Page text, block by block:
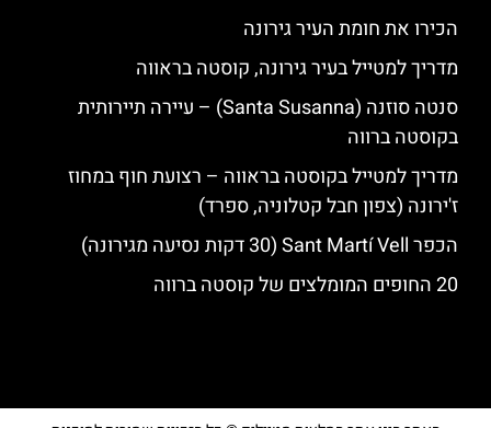
הכירו את חומת העיר גירונה
מדריך למטייל בעיר גירונה, קוסטה בראווה
סנטה סוזנה (Santa Susanna) – עיירה תיירותית
בקוסטה ברווה
מדריך למטייל בקוסטה בראווה – רצועת חוף במחוז
ז'ירונה (צפון חבל קטלוניה, ספרד)
הכפר Sant Martí Vell (30 דקות נסיעה מגירונה)
20 החופים המומלצים של קוסטה ברווה